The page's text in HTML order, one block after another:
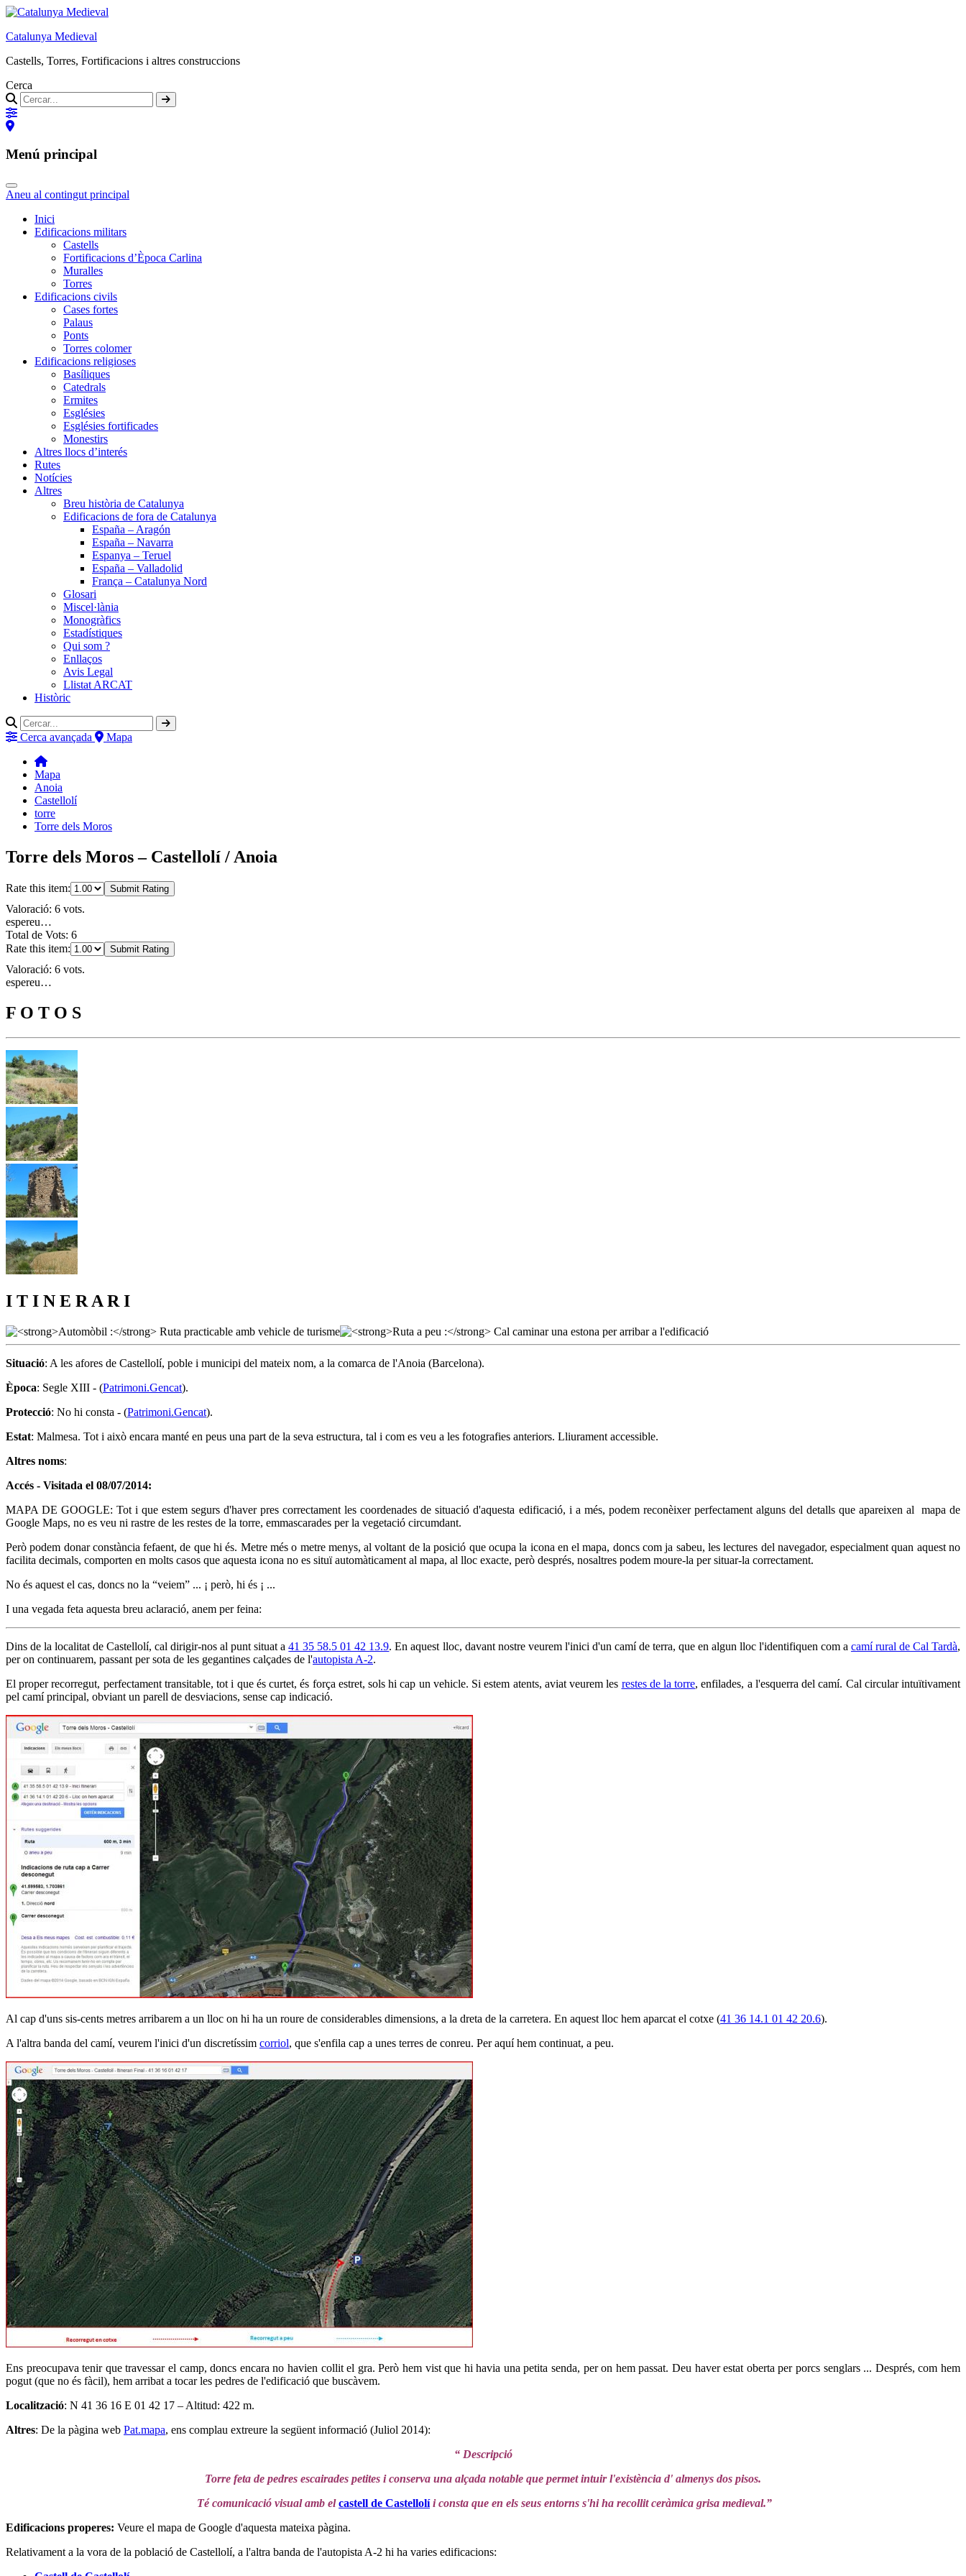
Catalunya Medieval
Castells, Torres, Fortificacions i altres construccions
Cerca
Menú principal
Aneu al contingut principal
Inici
Edificacions militars
Castells
Fortificacions d’Època Carlina
Muralles
Torres
Edificacions civils
Cases fortes
Palaus
Ponts
Torres colomer
Edificacions religioses
Basíliques
Catedrals
Ermites
Esglésies
Esglésies fortificades
Monestirs
Altres llocs d’interés
Rutes
Notícies
Altres
Breu història de Catalunya
Edificacions de fora de Catalunya
España – Aragón
España – Navarra
Espanya – Teruel
España – Valladolid
França – Catalunya Nord
Glosari
Miscel·lània
Monogràfics
Estadístiques
Qui som ?
Enllaços
Avis Legal
Llistat ARCAT
Històric
Cerca avançada Mapa
Mapa
Anoia
Castellolí
torre
Torre dels Moros
Torre dels Moros – Castellolí / Anoia
Rate this item: Submit Rating
Valoració: 6 vots.
espereu…
Total de Vots: 6
Rate this item:
Submit Rating
Valoració: 6 vots.
espereu…
F O T O S
I T I N E R A R I
Situació: A les afores de Castellolí, poble i municipi del mateix nom, a la comarca de l'Anoia (Barcelona).
Època: Segle XIII - (Patrimoni.Gencat).
Protecció: No hi consta - (Patrimoni.Gencat).
Estat: Malmesa. Tot i això encara manté en peus una part de la seva estructura, tal i com es veu a les fotografies anteriors. Lliurament accessible.
Altres noms:
Accés - Visitada el 08/07/2014:
MAPA DE GOOGLE: Tot i que estem segurs d'haver pres correctament les coordenades de situació d'aquesta edificació, i a més, podem reconèixer perfectament alguns del detalls que apareixen al mapa de
Google Maps, no es veu ni rastre de les restes de la torre, emmascarades per la vegetació circumdant.
Però podem donar constància fefaent, de que hi és. Metre més o metre menys, al voltant de la posició que ocupa la icona en el mapa, doncs com ja sabeu, les lectures del navegador, especialment quan aquest no
facilita decimals, comporten en molts casos que aquesta icona no es situï automàticament al mapa, al lloc exacte, però després, nosaltres podem moure-la per situar-la correctament.
No és aquest el cas, doncs no la “veiem” ... ¡ però, hi és ¡ ...
I una vegada feta aquesta breu aclaració, anem per feina:
Dins de la localitat de Castellolí, cal dirigir-nos al punt situat a41 35 58.5 01 42 13.9. En aquest lloc, davant nostre veurem l'inici d'un camí de terra, que en algun lloc l'identifiquen com a camí rural de Cal Tardà,
per on continuarem, passant per sota de les gegantines calçades de l'autopista A-2.
El proper recorregut, perfectament transitable, tot i que és curtet, és força estret, sols hi cap un vehicle. Si estem atents, aviat veurem les restes de la torre, enfilades, a l'esquerra del camí. Cal circular intuïtivament
pel camí principal, obviant un parell de desviacions, sense cap indicació.
Al cap d'uns sis-cents metres arribarem a un lloc on hi ha un roure de considerables dimensions, a la dreta de la carretera. En aquest lloc hem aparcat el cotxe (41 36 14.1 01 42 20.6).
A l'altra banda del camí, veurem l'inici d'un discretíssim corriol, que s'enfila cap a unes terres de conreu. Per aquí hem continuat, a peu.
Ens preocupava tenir que travessar el camp, doncs encara no havien collit el gra. Però hem vist que hi havia una petita senda, per on hem passat. Deu haver estat oberta per porcs senglars ... Després, com hem
pogut (que no és fàcil), hem arribat a tocar les pedres de l'edificació que buscàvem.
Localització: N 41 36 16 E 01 42 17 – Altitud: 422 m.
Altres: De la pàgina web Pat.mapa, ens complau extreure la següent informació (Juliol 2014):
“ Descripció
Torre feta de pedres escairades petites i conserva una alçada notable que permet intuir l'existència d' almenys dos pisos.
Té comunicació visual amb el castell de Castellolíi consta que en els seus entorns s'hi ha recollit ceràmica grisa medieval.”
Edificacions properes: Veure el mapa de Google d'aquesta mateixa pàgina.
Relativament a la vora de la població de Castellolí, a l'altra banda de l'autopista A-2 hi ha varies edificacions: